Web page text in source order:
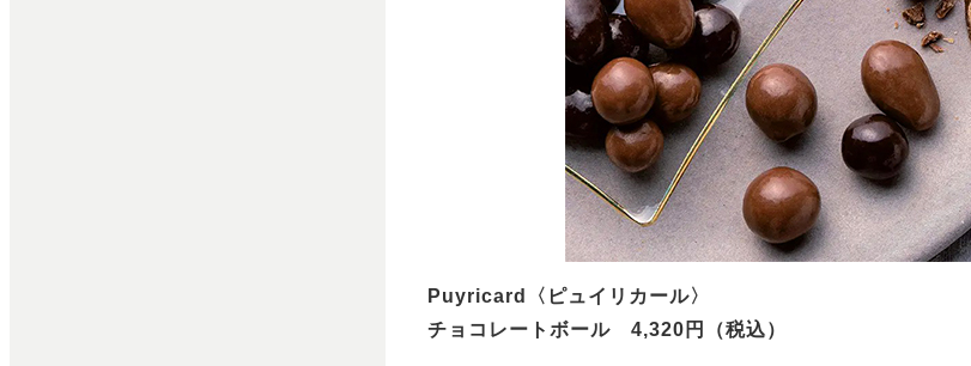
Puyricard〈ピュイリカール〉
チョコレートボール 4,320円（税込）